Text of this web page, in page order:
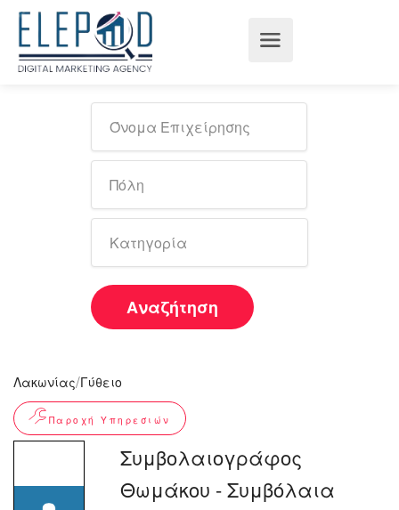
Αναζήτηση
Λακωνίας/Γύθειο
Παροχή Υπηρεσιών
Συμβολαιογράφος
Θωμάκου - Συμβόλαια